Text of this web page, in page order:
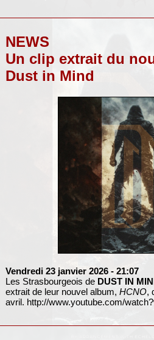
NEWS
Un clip extrait du
Dust in Mind
Vendredi 23 janvier 2026 - 21:07
Les Strasbourgeois de DUST IN
extrait de leur nouvel album, HCNO,
avril. http://www.youtube.com/